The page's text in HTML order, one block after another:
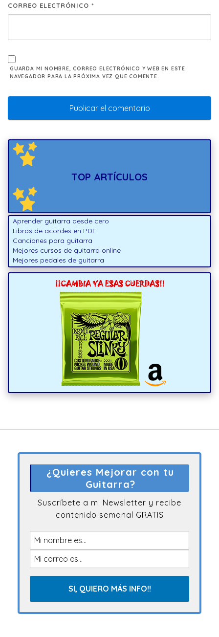
CORREO ELECTRÓNICO *
GUARDA MI NOMBRE, CORREO ELECTRÓNICO Y WEB EN ESTE
NAVEGADOR PARA LA PRÓXIMA VEZ QUE COMENTE.
TOP ARTÍCULOS
Aprender guitarra desde cero
Libros de acordes en PDF
Canciones para guitarra
Mejores cursos de guitarra online
Mejores pedales de guitarra
¿Quieres Mejorar con tu
Guitarra?
Suscríbete a mi Newsletter y recibe
contenido semanal GRATIS